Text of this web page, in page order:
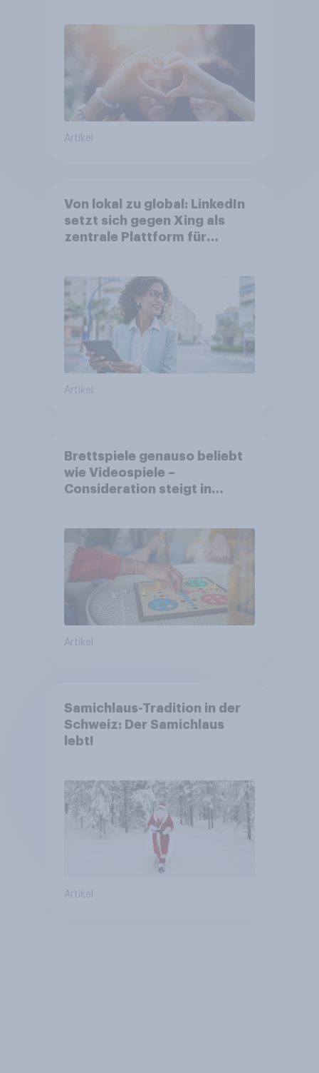
Artikel
Von lokal zu global: LinkedIn
setzt sich gegen Xing als
zentrale Plattform für
Artikel
Brettspiele genauso beliebt
wie Videospiele –
Consideration steigt in
Artikel
Samichlaus-Tradition in der
Schweiz: Der Samichlaus
lebt!
Artikel